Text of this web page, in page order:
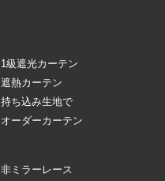
1級遮光カーテン
遮熱カーテン
持ち込み生地で
オーダーカーテン
非ミラーレース